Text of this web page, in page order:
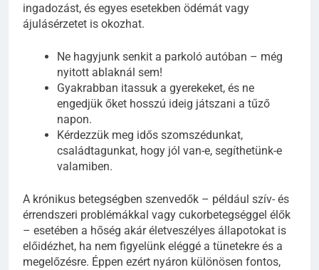
ingadozást, és egyes esetekben ödémát vagy
ájulásérzetet is okozhat.
Ne hagyjunk senkit a parkoló autóban – még
nyitott ablaknál sem!
Gyakrabban itassuk a gyerekeket, és ne
engedjük őket hosszú ideig játszani a tűző
napon.
Kérdezzük meg idős szomszédunkat,
családtagunkat, hogy jól van-e, segíthetünk-e
valamiben.
A krónikus betegségben szenvedők – például szív- és
érrendszeri problémákkal vagy cukorbetegséggel élők
– esetében a hőség akár életveszélyes állapotokat is
előidézhet, ha nem figyelünk eléggé a tünetekre és a
megelőzésre. Éppen ezért nyáron különösen fontos,